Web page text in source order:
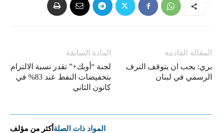
المادة السابقة
لجنة “أوبك+” تقدر نسبة الالتزام
بتخفيضات النفط عند 83% في
كانون الثاني
المقالة القادمة
بري: يجب ان يتوقف الترف
الرسمي في لبنان
المواد ذات الصلة أكثر من مؤلف